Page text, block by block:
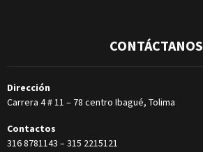
CONTÁCTANOS
Dirección
Carrera 4 # 11 – 78 centro Ibagué, Tolima
Contactos
316 8781143 –315 2215121